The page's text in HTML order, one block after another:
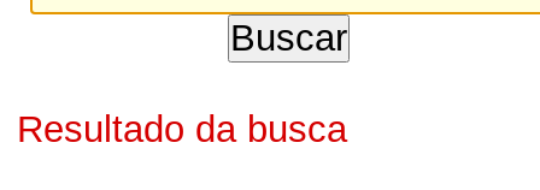
Resultado da busca